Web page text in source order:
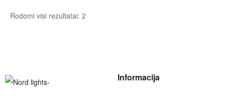
Rodomi visi rezultatai: 2
Informacija